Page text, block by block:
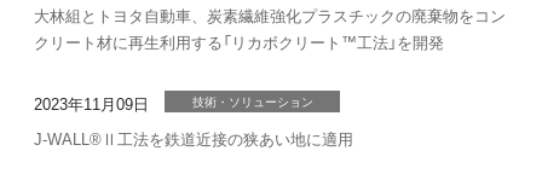
大林組とトヨタ自動車、炭素繊維強化プラスチックの廃棄物をコン
クリート材に再生利用する「リカボクリート™工法」を開発
2023年11月09日 技術・ソリューション
J-WALL®Ⅱ工法を鉄道近接の狭あい地に適用